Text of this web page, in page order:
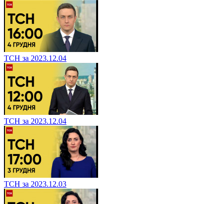
ТСН за 2023.12.04
ТСН за 2023.12.04
ТСН за 2023.12.03